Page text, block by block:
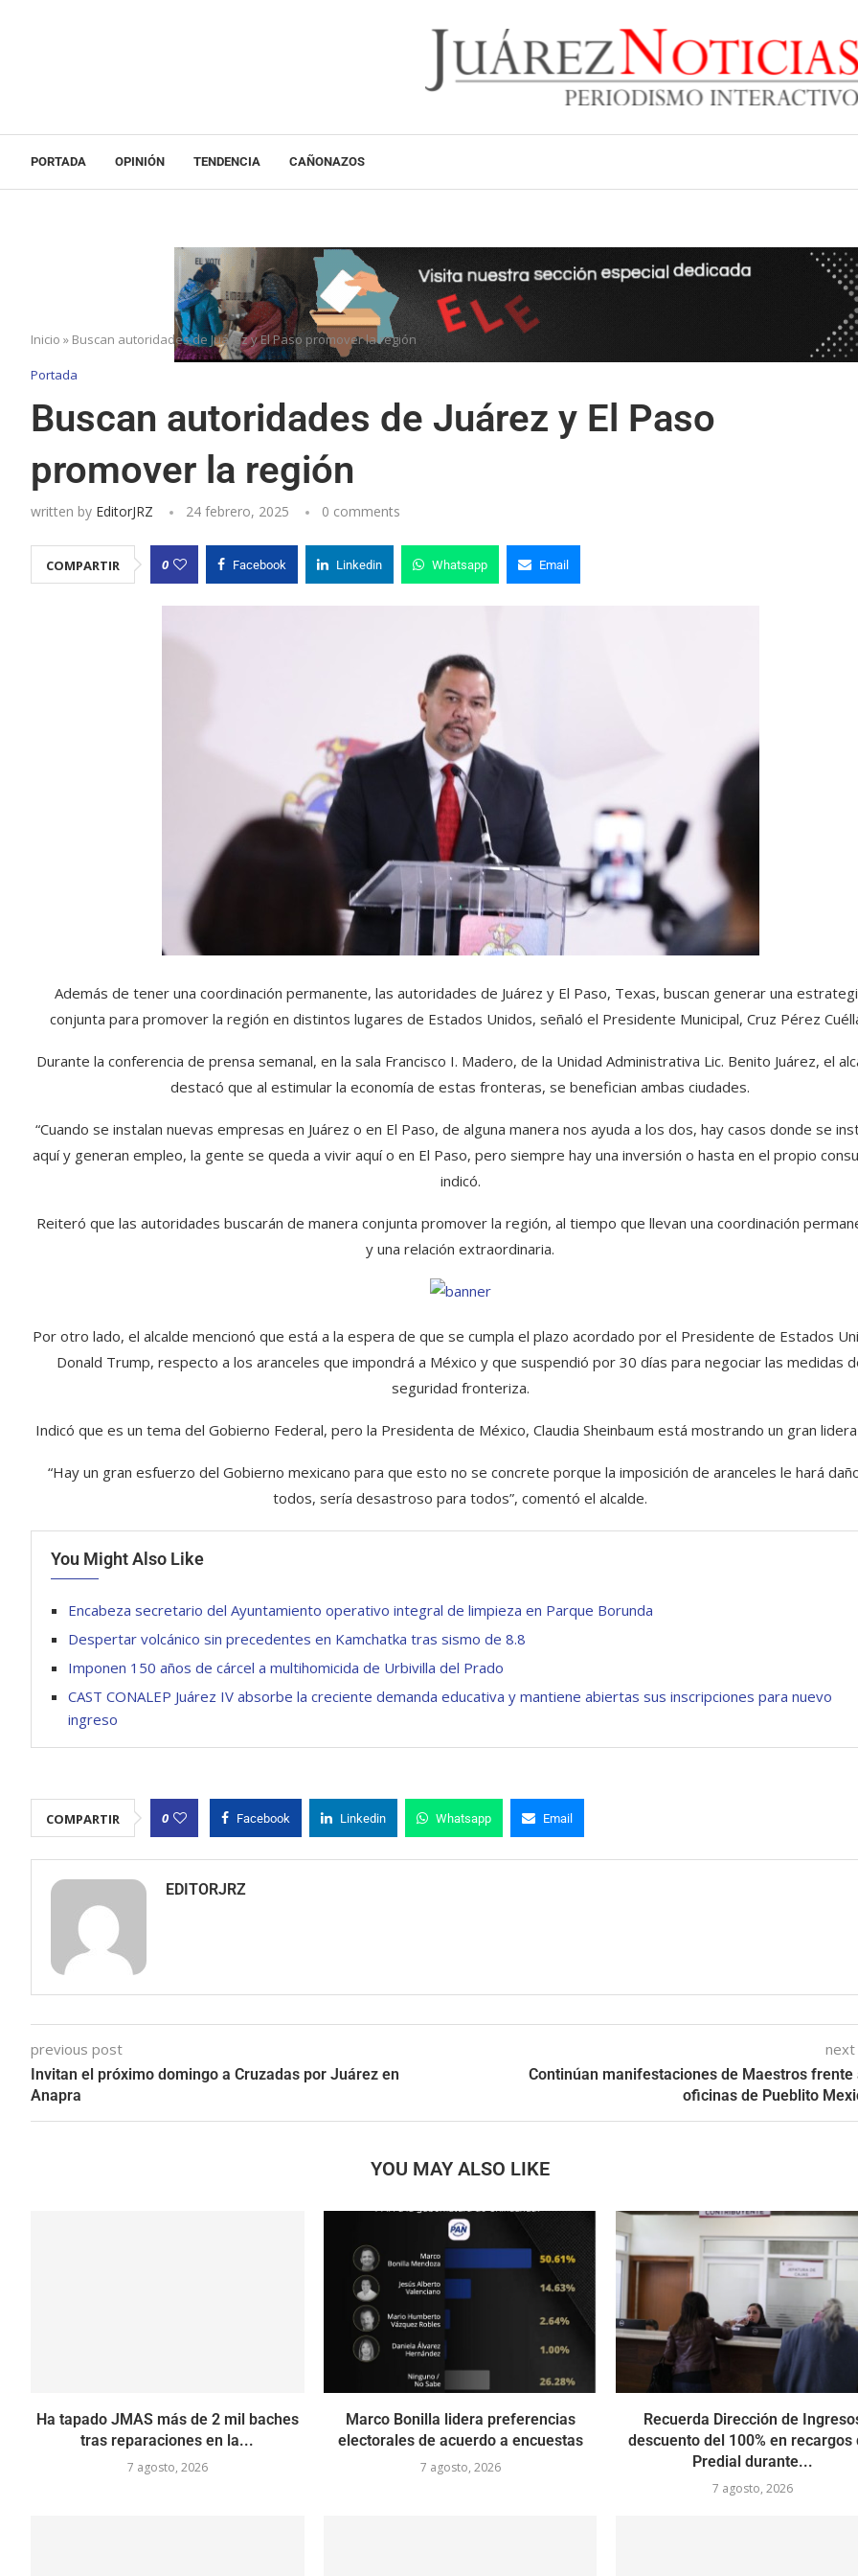
PORTADA OPINIÓN TENDENCIA CAÑONAZOS
Inicio » Buscan autoridades de Juárez y El Paso promover la región
Portada
Buscan autoridades de Juárez y El Paso
promover la región
written by EditorJRZ 24 febrero, 2025 0 comments
COMPARTIR 0 Facebook Linkedin Whatsapp Email
Además de tener una coordinación permanente, las autoridades de Juárez y El Paso, Texas, buscan generar una
conjunta para promover la región en distintos lugares de Estados Unidos, señaló el Presidente Municipal, Cruz Pérez
Durante la conferencia de prensa semanal, en la sala Francisco I. Madero, de la Unidad Administrativa Lic. Benito Juárez, el
destacó que al estimular la economía de estas fronteras, se benefician ambas ciudades.
“Cuando se instalan nuevas empresas en Juárez o en El Paso, de alguna manera nos ayuda a los dos, hay casos donde se
aquí y generan empleo, la gente se queda a vivir aquí o en El Paso, pero siempre hay una inversión o hasta en el propio
indicó.
Reiteró que las autoridades buscarán de manera conjunta promover la región, al tiempo que llevan una coordinación
y una relación extraordinaria.
Por otro lado, el alcalde mencionó que está a la espera de que se cumpla el plazo acordado por el Presidente de Estados
Donald Trump, respecto a los aranceles que impondrá a México y que suspendió por 30 días para negociar las medidas
seguridad fronteriza.
Indicó que es un tema del Gobierno Federal, pero la Presidenta de México, Claudia Sheinbaum está mostrando un gran
“Hay un gran esfuerzo del Gobierno mexicano para que esto no se concrete porque la imposición de aranceles le hará
todos, sería desastroso para todos”, comentó el alcalde.
You Might Also Like
Encabeza secretario del Ayuntamiento operativo integral de limpieza en Parque Borunda
Despertar volcánico sin precedentes en Kamchatka tras sismo de 8.8
Imponen 150 años de cárcel a multihomicida de Urbivilla del Prado
CAST CONALEP Juárez IV absorbe la creciente demanda educativa y mantiene abiertas sus inscripciones para nuevo
ingreso
COMPARTIR 0 Facebook Linkedin Whatsapp Email
EDITORJRZ
previous post
Invitan el próximo domingo a Cruzadas por Juárez en
Anapra
Continúan manifestaciones de Maestros frente
oficinas de Pueblito
YOU MAY ALSO LIKE
Ha tapado JMAS más de 2 mil baches
tras reparaciones en la...
7 agosto, 2026
Marco Bonilla lidera preferencias
electorales de acuerdo a encuestas
7 agosto, 2026
Recuerda Dirección de
descuento del 100% en recargos
Predial durante...
7 agosto, 2026